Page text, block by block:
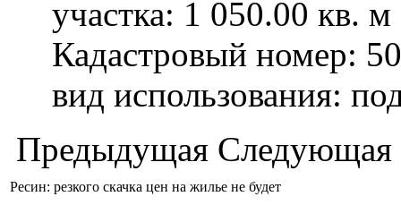
участка: 1 050.00 кв.
Кадастровый номер:
вид использования:
Предыдущая Следующая
Ресин: резкого скачка цен на жилье не будет